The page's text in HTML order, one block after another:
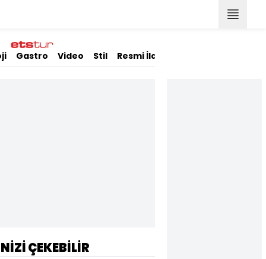
Gastro Video Stil Resmi İlanlar
ÇEKEBİLİR